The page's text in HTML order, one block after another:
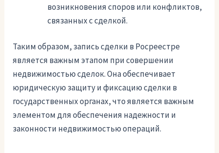
возникновения споров или конфликтов,
связанных с сделкой.
Таким образом, запись сделки в Росреестре
является важным этапом при совершении
недвижимостью сделок. Она обеспечивает
юридическую защиту и фиксацию сделки в
государственных органах, что является важным
элементом для обеспечения надежности и
законности недвижимостью операций.